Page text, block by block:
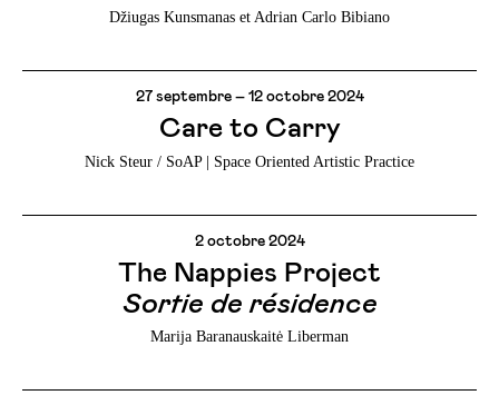
Džiugas Kunsmanas et Adrian Carlo Bibiano
27 septembre – 12 octobre 2024
Care to Carry
Nick Steur / SoAP | Space Oriented Artistic Practice
2 octobre 2024
The Nappies Project
Sortie de résidence
Marija Baranauskaitė Liberman